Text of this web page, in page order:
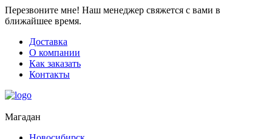
Перезвоните мне! Наш менеджер свяжется с вами в
ближайшее время.
Доставка
О компании
Как заказать
Контакты
Магадан